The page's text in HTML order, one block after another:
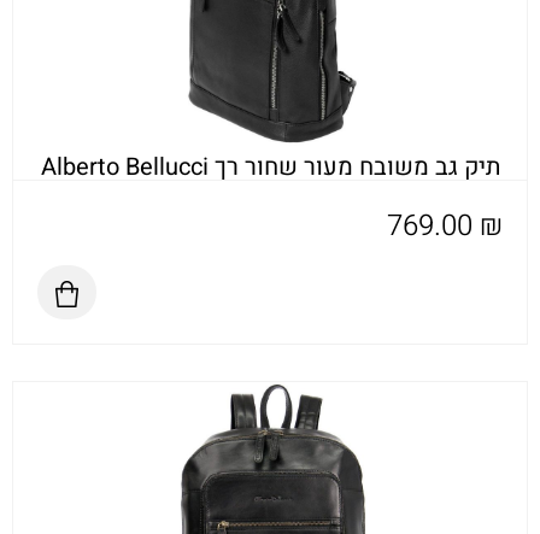
תיק גב משובח מעור שחור רך Alberto Bellucci
769.00 ₪